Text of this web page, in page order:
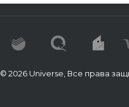
© 2026 Universe, Все права